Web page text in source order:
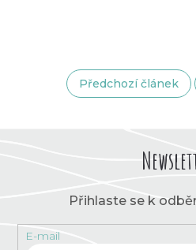
Předchozí článek
Přihlaste se k
E-mail